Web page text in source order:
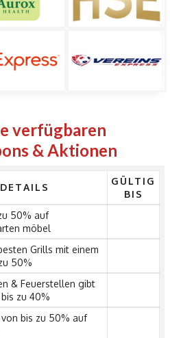
verfügbaren
& Aktionen
GÜLTIG
BIS
50% auf
möbel
Grills mit einem
50%
& Feuerstellen gibt
zu 40%
bis zu 50% auf